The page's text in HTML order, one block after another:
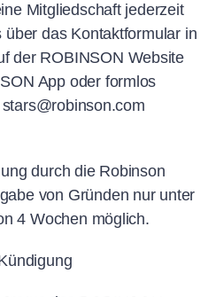
Mitgliedschaft jederzeit
über das Kontaktformular in
der ROBINSON Website
App oder formlos
durch die Robinson
von Gründen nur unter
4 Wochen möglich.